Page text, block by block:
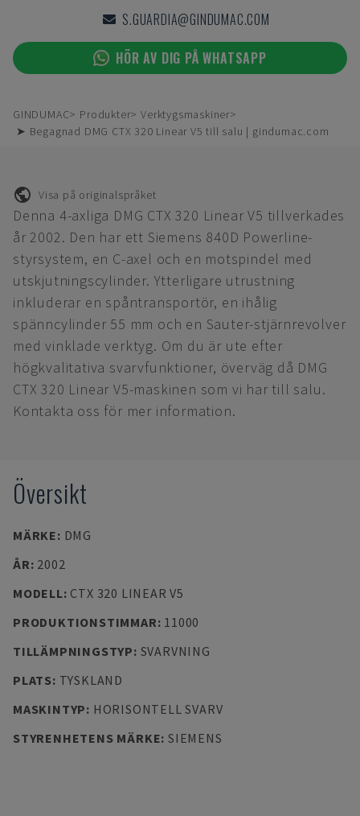
S.GUARDIA@GINDUMAC.COM
HÖR AV DIG PÅ WHATSAPP
GINDUMAC Produkter
Verktygsmaskiner
➤ Begagnad DMG CTX 320 Linear V5 till salu | gindumac.com
Visa på originalspråket
Denna 4-axliga DMG CTX 320 Linear V5 tillverkades
år 2002. Den har ett Siemens 840D Powerline-
styrsystem, en C-axel och en motspindel med
utskjutningscylinder. Ytterligare utrustning
inkluderar en spåntransportör, en ihålig
spänncylinder 55 mm och en Sauter-stjärnrevolver
med vinklade verktyg. Om du är ute efter
högkvalitativa svarvfunktioner, överväg då DMG
CTX 320 Linear V5-maskinen som vi har till salu.
Kontakta oss för mer information.
Översikt
MÄRKE: DMG
ÅR: 2002
MODELL: CTX 320 LINEAR V5
PRODUKTIONSTIMMAR: 11000
TILLÄMPNINGSTYP: SVARVNING
PLATS: TYSKLAND
MASKINTYP: HORISONTELL SVARV
STYRENHETENS MÄRKE: SIEMENS